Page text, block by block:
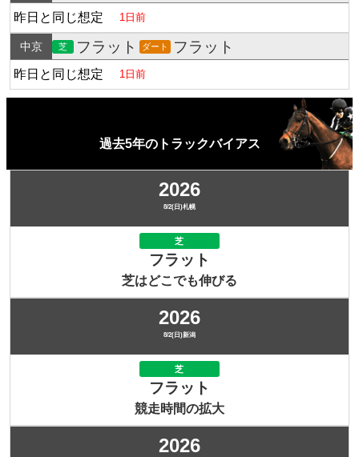
昨日と同じ想定 1日前
中京 芝 フラット ダート フラット
昨日と同じ想定 1日前
過去5年のトラックバイアス
2026
8/2(日)札幌
芝
フラット
芝はどこでも伸びる
2026
8/2(日)新潟
芝
フラット
競走時間の拡大
2026